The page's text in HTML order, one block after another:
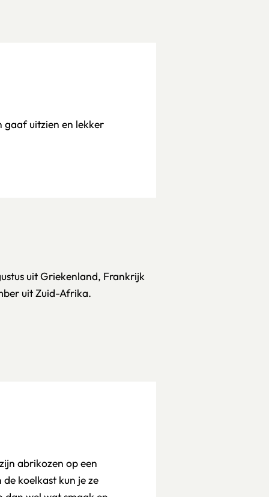
gaaf uitzien en lekker
uit Griekenland, Frankrijk
uit Zuid-Afrika.
abrikozen op een
koelkast kun je ze